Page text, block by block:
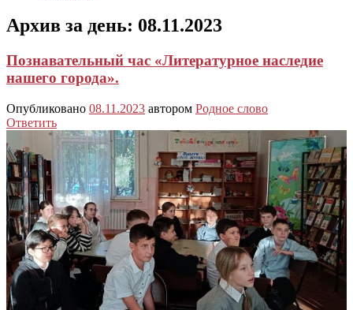
Архив за день: 08.11.2023
Познавательный час «Литературное наследие
нашего города».
Опубликовано 08.11.2023 автором Родное слово
Ответить